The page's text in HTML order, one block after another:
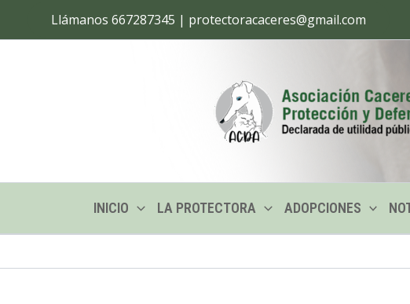
Llámanos 667287345 | protectoracaceres@gmail.com
INICIO LA PROTECTORA ADOPCIONES